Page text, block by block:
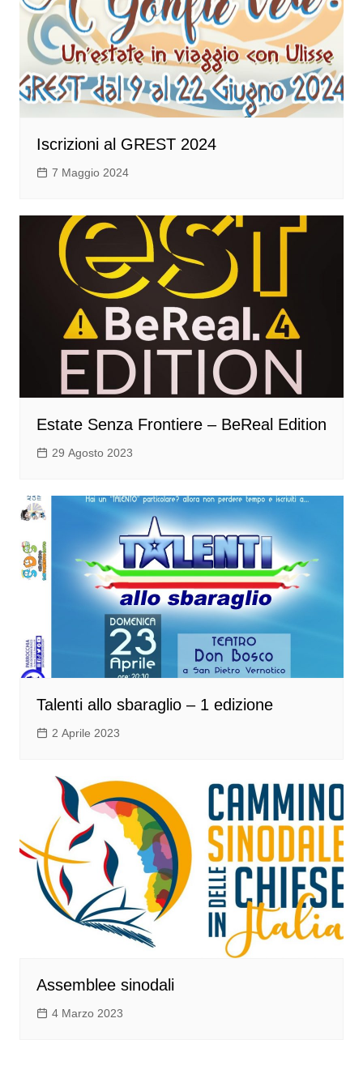
Iscrizioni al GREST 2024
7 Maggio 2024
Estate Senza Frontiere – BeReal Edition
29 Agosto 2023
Talenti allo sbaraglio – 1 edizione
2 Aprile 2023
Assemblee sinodali
4 Marzo 2023